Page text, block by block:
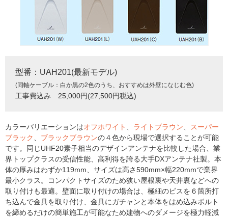
型番：UAH201(最新モデル)
(同軸ケーブル：白か黒の2色のうち、おすすめは外壁になじむ色)
工事費込み 25,000円(27,500円税込)
カラーバリエーションはオフホワイト 、 ライトブラウン、 スーパー
ブラック、 ブラックブラウンの４色から現場で選択することが可能
です。同じUHF20素子相当のデザインアンテナを比較した場合、業
界トップクラスの受信性能、高利得を誇る大手DXアンテナ社製。本
体の厚みはわずか119mm、サイズは高さ590mm×幅220mmで業界
最小クラス。コンパクトサイズのため狭い屋根裏や天井裏などへの
取り付けも最適。壁面に取り付けの場合は、極細のビスを６箇所打
ち込んで金具を取り付け、金具にガチャンと本体をはめ込みボルト
を締めるだけの簡単施工が可能なため建物へのダメージを極力軽減